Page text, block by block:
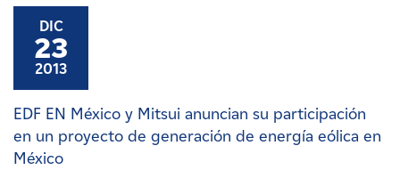
DIC
23
2013
EDF EN México y Mitsui anuncian su participación
en un proyecto de generación de energía eólica en
México